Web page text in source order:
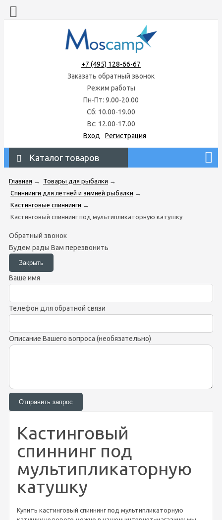
+7 (495) 128-66-67
Заказать обратный звонок
Режим работы
Пн-Пт: 9.00-20.00
Сб: 10.00-19.00
Вс: 12.00-17.00
Вход
Регистрация
Каталог товаров
Главная → Товары для рыбалки →
Спиннинги для летней и зимней рыбалки →
Кастинговые спиннинги →
Кастинговый спиннинг под мультипликаторную катушку
Обратный звонок
Будем рады Вам перезвонить
Ваше имя
Телефон для обратной связи
Описание Вашего вопроса (необязательно)
Кастинговый
спиннинг под
мультипликаторную
катушку
Купить кастинговый спиннинг под мультипликаторную